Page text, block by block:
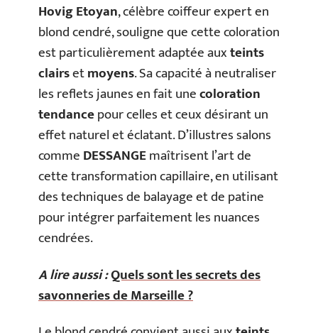
Hovig Etoyan, célèbre coiffeur expert en
blond cendré, souligne que cette coloration
est particulièrement adaptée auxteints
clairsetmoyens. Sa capacité à neutraliser
les reflets jaunes en fait unecoloration
tendancepour celles et ceux désirant un
effet naturel et éclatant. D’illustres salons
commeDESSANGEmaîtrisent l’art de
cette transformation capillaire, en utilisant
des techniques de balayage et de patine
pour intégrer parfaitement les nuances
cendrées.
A lire aussi :Quels sont les secrets des
savonneries de Marseille ?